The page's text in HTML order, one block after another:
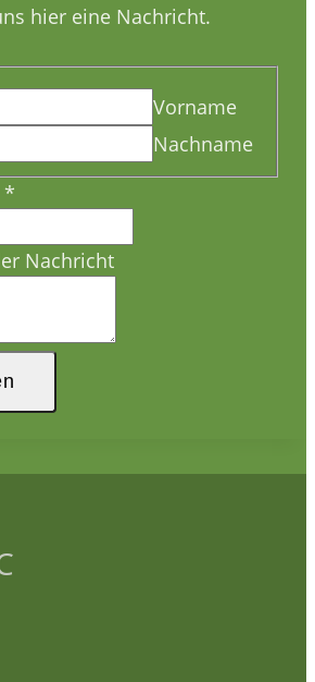
hier eine Nachricht.
Vorname
Nachname
*
Nachricht